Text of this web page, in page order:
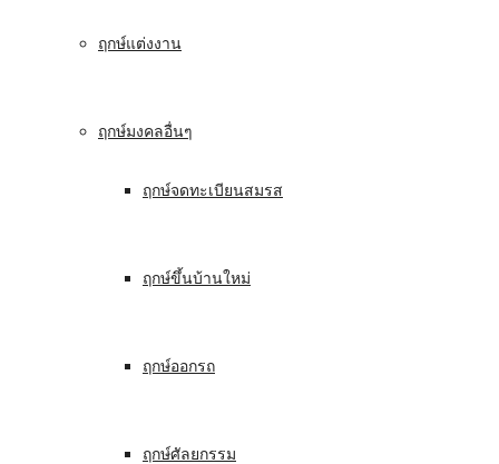
ฤกษ์แต่งงาน
ฤกษ์มงคลอื่นๆ
ฤกษ์จดทะเบียนสมรส
ฤกษ์ขึ้นบ้านใหม่
ฤกษ์ออกรถ
ฤกษ์ศัลยกรรม